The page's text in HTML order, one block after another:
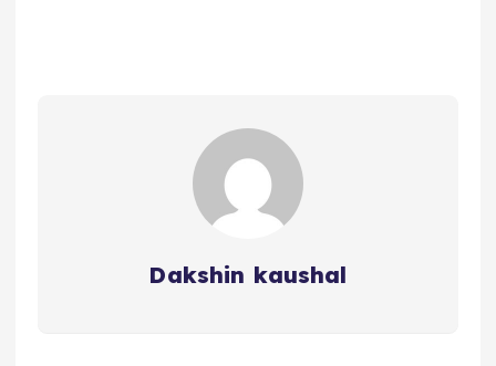
Dakshin kaushal